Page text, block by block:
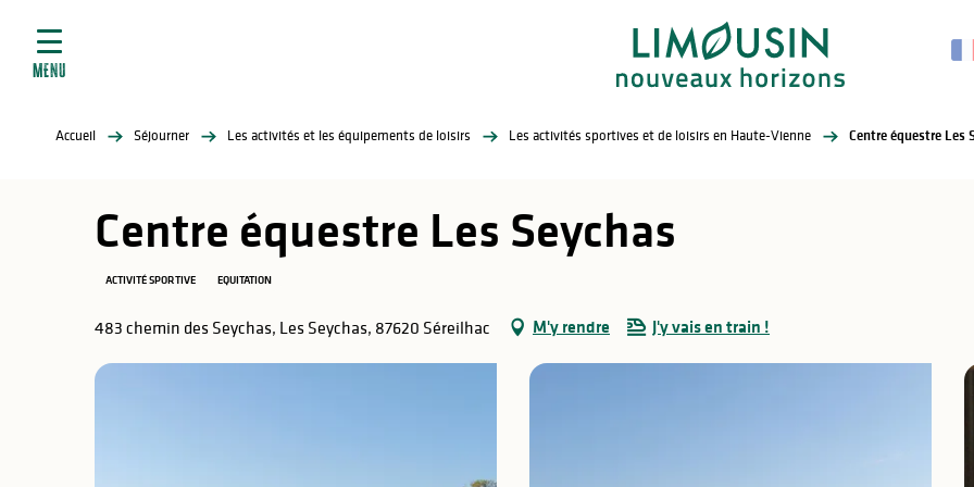
contenu
MENU
Accueil Séjourner Les activités et les équipements de loisirs Les activités sportives et de loisirs en Haute-Vienne Centre équestre Les
Centre équestre Les Seychas
ACTIVITÉ SPORTIVE EQUITATION
483 chemin des Seychas, Les Seychas, 87620 Séreilhac M'y rendre J'y vais en train !